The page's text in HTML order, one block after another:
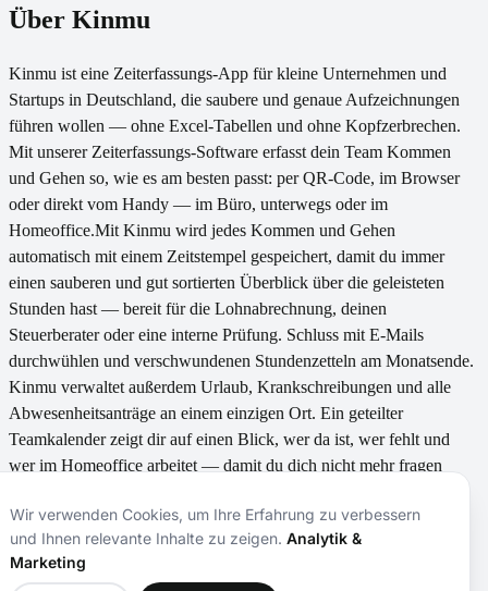
Wir verwenden Cookies, um Ihre Erfahrung zu verbessern
und Ihnen relevante Inhalte zu zeigen. Analytik &
Marketing
Über Kinmu
Kinmu ist eine Zeiterfassungs-App für kleine Unternehmen und
Startups in Deutschland, die saubere und genaue Aufzeichnungen
führen wollen — ohne Excel-Tabellen und ohne Kopfzerbrechen.
Mit unserer Zeiterfassungs-Software erfasst dein Team Kommen
und Gehen so, wie es am besten passt: per QR-Code, im Browser
oder direkt vom Handy — im Büro, unterwegs oder im
Homeoffice.Mit Kinmu wird jedes Kommen und Gehen
automatisch mit einem Zeitstempel gespeichert, damit du immer
einen sauberen und gut sortierten Überblick über die geleisteten
Stunden hast — bereit für die Lohnabrechnung, deinen
Steuerberater oder eine interne Prüfung. Schluss mit E-Mails
durchwühlen und verschwundenen Stundenzetteln am Monatsende.
Kinmu verwaltet außerdem Urlaub, Krankschreibungen und alle
Abwesenheitsanträge an einem einzigen Ort. Ein geteilter
Teamkalender zeigt dir auf einen Blick, wer da ist, wer fehlt und
wer im Homeoffice arbeitet — damit du dich nicht mehr fragen
aufhört, für jede Kleinigkeit eine E-Mail zu schreiben. Unser KI-
Assistent beantwortet die häufigsten Fragen deines Teams —
Resturlaub, kommende Feiertage, vergessene Erfassungen — ohne